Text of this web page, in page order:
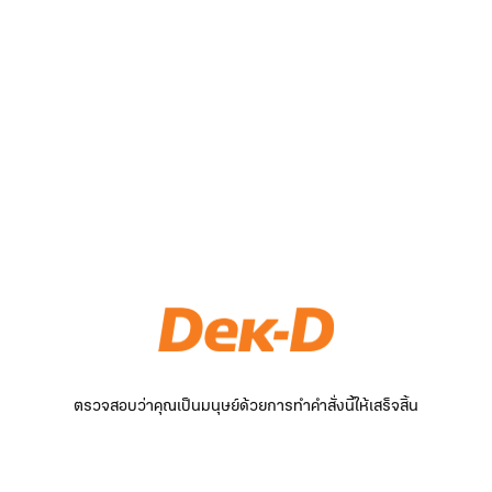
ตรวจสอบว่าคุณเป็นมนุษย์ด้วยการทำคำสั่งนี้ให้เสร็จสิ้น